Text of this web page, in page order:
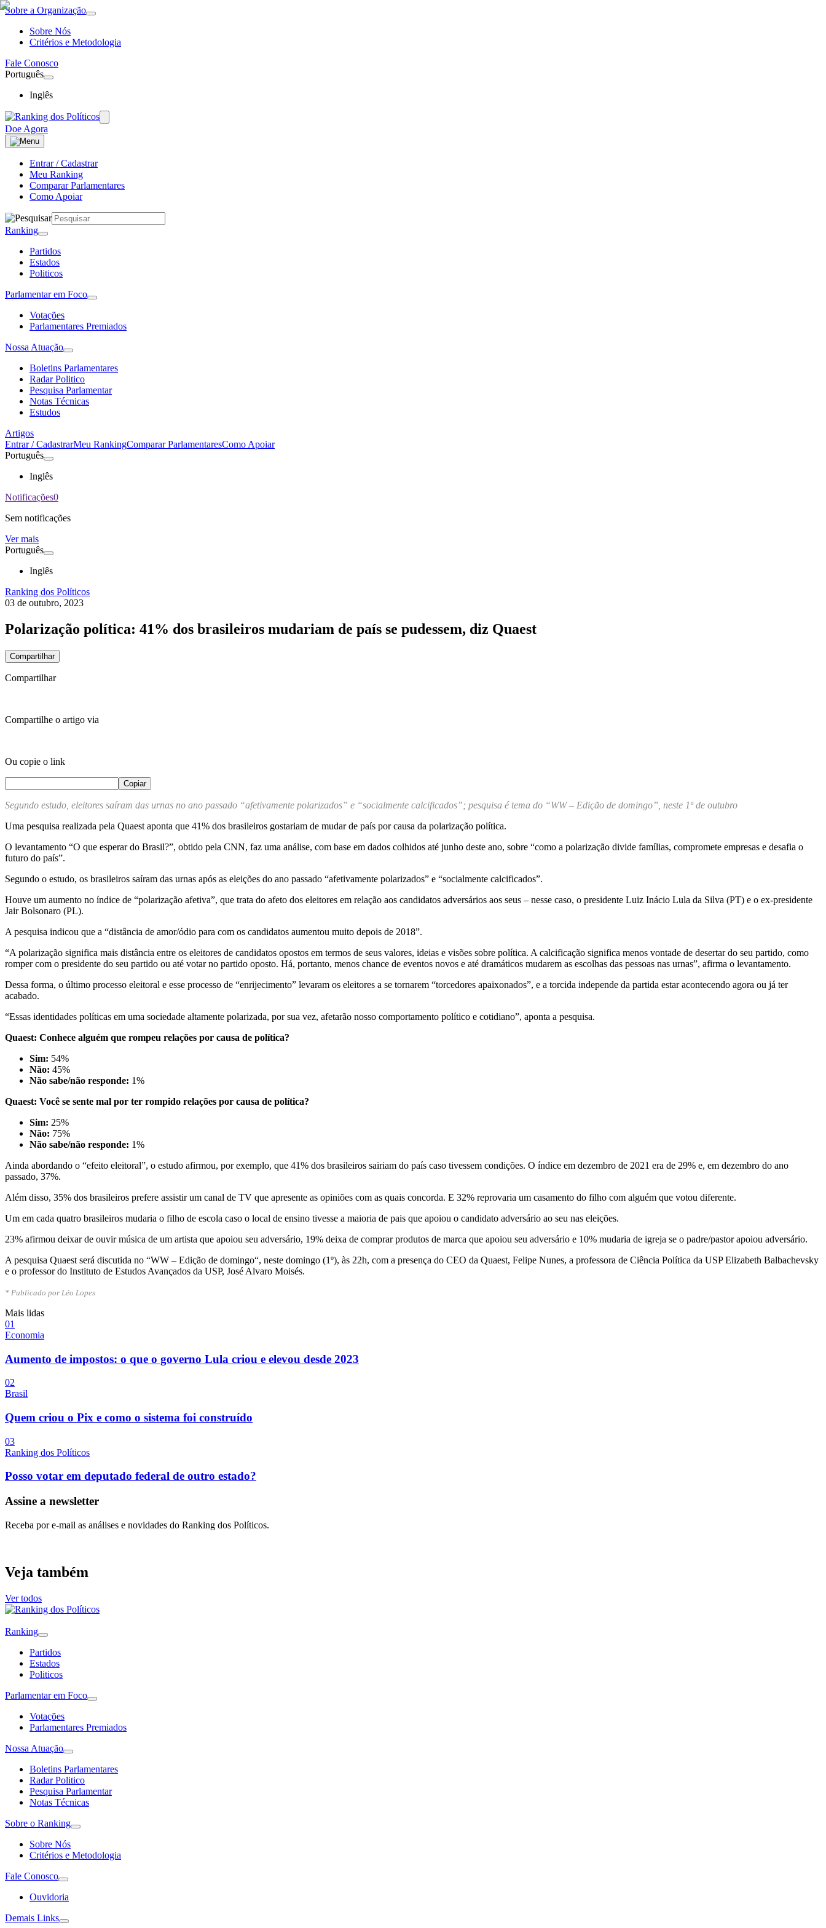
Sobre a Organização
Sobre Nós
Critérios e Metodologia
Fale Conosco
Português
Inglês
Doe Agora
Entrar / Cadastrar
Meu Ranking
Comparar Parlamentares
Como Apoiar
Ranking
Partidos
Estados
Politicos
Parlamentar em Foco
Votações
Parlamentares Premiados
Nossa Atuação
Boletins Parlamentares
Radar Politico
Pesquisa Parlamentar
Notas Técnicas
Estudos
Artigos
Entrar / CadastrarMeu RankingComparar ParlamentaresComo Apoiar
Português
Inglês
Notificações0
Sem notificações
Ver mais
Português
Inglês
Ranking dos Políticos
03 de outubro, 2023
Polarização política: 41% dos brasileiros mudariam de país se pudessem, diz Quaest
Compartilhar
Compartilhar
Compartilhe o artigo via
Ou copie o link
Copiar
Segundo estudo, eleitores saíram das urnas no ano passado “afetivamente polarizados” e “socialmente calcificados”; pesquisa é tema do “WW – Edição de domingo”, neste 1º de outubro
Uma pesquisa realizada pela Quaest aponta que 41% dos brasileiros gostariam de mudar de país por causa da polarização política.
O levantamento “O que esperar do Brasil?”, obtido pela CNN, faz uma análise, com base em dados colhidos até junho deste ano, sobre “como a polarização divide famílias, compromete empresas e desafia o
futuro do país”.
Segundo o estudo, os brasileiros saíram das urnas após as eleições do ano passado “afetivamente polarizados” e “socialmente calcificados”.
Houve um aumento no índice de “polarização afetiva”, que trata do afeto dos eleitores em relação aos candidatos adversários aos seus – nesse caso, o presidente Luiz Inácio Lula da Silva (PT) e o ex-presidente
Jair Bolsonaro (PL).
A pesquisa indicou que a “distância de amor/ódio para com os candidatos aumentou muito depois de 2018”.
“A polarização significa mais distância entre os eleitores de candidatos opostos em termos de seus valores, ideias e visões sobre política. A calcificação significa menos vontade de desertar do seu partido, como
romper com o presidente do seu partido ou até votar no partido oposto. Há, portanto, menos chance de eventos novos e até dramáticos mudarem as escolhas das pessoas nas urnas”, afirma o levantamento.
Dessa forma, o último processo eleitoral e esse processo de “enrijecimento” levaram os eleitores a se tornarem “torcedores apaixonados”, e a torcida independe da partida estar acontecendo agora ou já ter
acabado.
“Essas identidades políticas em uma sociedade altamente polarizada, por sua vez, afetarão nosso comportamento político e cotidiano”, aponta a pesquisa.
Quaest: Conhece alguém que rompeu relações por causa de política?
Sim: 54%
Não: 45%
Não sabe/não responde: 1%
Quaest: Você se sente mal por ter rompido relações por causa de política?
Sim: 25%
Não: 75%
Não sabe/não responde: 1%
Ainda abordando o “efeito eleitoral”, o estudo afirmou, por exemplo, que 41% dos brasileiros sairiam do país caso tivessem condições. O índice em dezembro de 2021 era de 29% e, em dezembro do ano
passado, 37%.
Além disso, 35% dos brasileiros prefere assistir um canal de TV que apresente as opiniões com as quais concorda. E 32% reprovaria um casamento do filho com alguém que votou diferente.
Um em cada quatro brasileiros mudaria o filho de escola caso o local de ensino tivesse a maioria de pais que apoiou o candidato adversário ao seu nas eleições.
23% afirmou deixar de ouvir música de um artista que apoiou seu adversário, 19% deixa de comprar produtos de marca que apoiou seu adversário e 10% mudaria de igreja se o padre/pastor apoiou adversário.
A pesquisa Quaest será discutida no “WW – Edição de domingo“, neste domingo (1º), às 22h, com a presença do CEO da Quaest, Felipe Nunes, a professora de Ciência Política da USP Elizabeth Balbachevsky
e o professor do Instituto de Estudos Avançados da USP, José Alvaro Moisés.
* Publicado por Léo Lopes
Mais lidas
01
Economia
Aumento de impostos: o que o governo Lula criou e elevou desde 2023
02
Brasil
Quem criou o Pix e como o sistema foi construído
03
Ranking dos Políticos
Posso votar em deputado federal de outro estado?
Assine a newsletter
Receba por e-mail as análises e novidades do Ranking dos Políticos.
Veja também
Ver todos
Ranking
Partidos
Estados
Politicos
Parlamentar em Foco
Votações
Parlamentares Premiados
Nossa Atuação
Boletins Parlamentares
Radar Politico
Pesquisa Parlamentar
Notas Técnicas
Sobre o Ranking
Sobre Nós
Critérios e Metodologia
Fale Conosco
Ouvidoria
Demais Links